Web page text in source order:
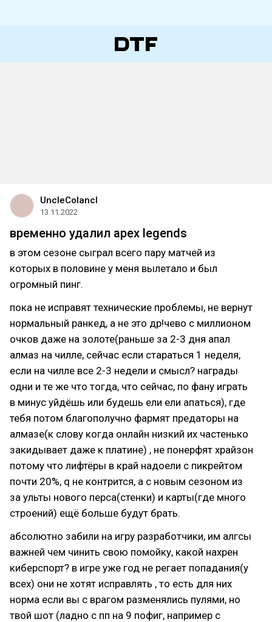
UncleColancl
13.11.2022
временно удалил apex legends
в этом сезоне сыграл всего пару матчей из
которых в половине у меня вылетало и был
огромный пинг.
пока не исправят технические проблемы, не вернут
нормальный ранкед, а не это др!чево с миллионом
очков даже на золоте(раньше за 2-3 дня апал
алмаз на чилле, сейчас если стараться 1 неделя,
если на чилле все 2-3 недели и смысл? награды
одни и те же что тогда, что сейчас, по фану играть
в минус уйдёшь или будешь ели ели апаться), где
тебя потом благополучно фармят предаторы на
алмазе(к слову когда онлайн низкий их частенько
закидывает даже к платине) , не понерфят храйзон
потому что лифтёры в край надоели с пикрейтом
почти 20%, q не контрится, а с новым сезоном из
за ульты нового перса(стенки) и карты(где много
строений) ещё больше будут брать.
абсолютно забили на игру разработчики, им алгсы
важней чем чинить свою помойку, какой нахрен
киберспорт? в игре уже год не регает попадания(у
всех) они не хотят исправлять , то есть для них
норма если вы с врагом разменялись пулями, но
твой шот (ладно с пп на 9 пофиг, например с